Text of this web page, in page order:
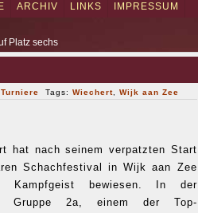
ARCHIV LINKS IMPRESSUM
Platz sechs
Turniere Tags: Wiechert, Wijk aan Zee
hat nach seinem verpatzten Start
Schachfestival in Wijk aan Zee
Kampfgeist bewiesen. In der
Gruppe 2a, einem der Top-